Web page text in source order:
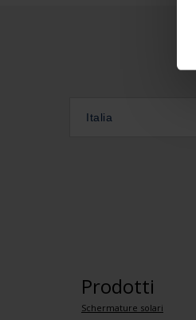
Italia
Prodotti
Schermature solari